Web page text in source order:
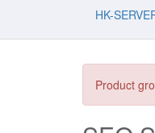
HK-
Product